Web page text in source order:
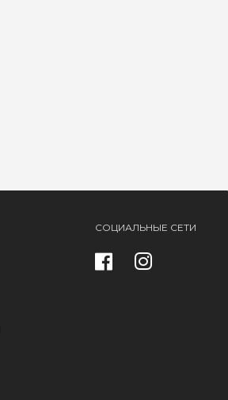
СОЦИАЛЬНЫЕ СЕТИ